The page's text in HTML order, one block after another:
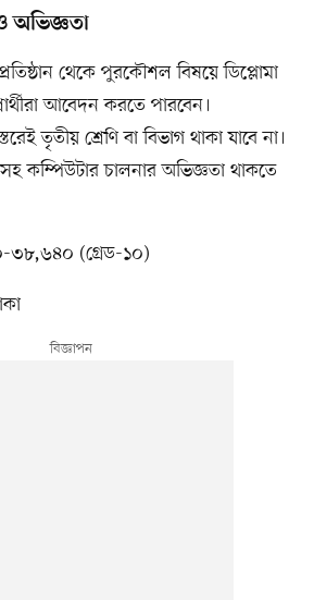
অভিজ্ঞতা
থেকে পুরকৌশল বিষয়ে ডিপ্লোমা
আবেদন করতে পারবেন।
তৃতীয় শ্রেণি বা বিভাগ থাকা যাবে না।
কম্পিউটার চালনার অভিজ্ঞতা থাকতে
(গ্রেড-১০)